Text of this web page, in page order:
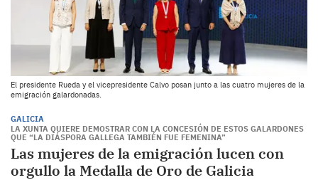
El presidente Rueda y el vicepresidente Calvo posan junto a las cuatro mujeres de la
emigración galardonadas.
GALICIA
LA XUNTA QUIERE DEMOSTRAR CON LA CONCESIÓN DE ESTOS GALARDONES
QUE “LA DIÁSPORA GALLEGA TAMBIÉN FUE FEMENINA”
Las mujeres de la emigración lucen con
orgullo la Medalla de Oro de Galicia